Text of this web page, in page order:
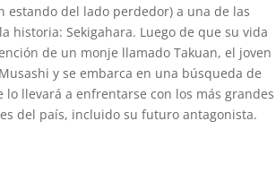
estando del lado perdedor) a una de las
historia: Sekigahara. Luego de que su vida
de un monje llamado Takuan, el joven
y se embarca en una búsqueda de
llevará a enfrentarse con los más grandes
del país, incluido su futuro antagonista.